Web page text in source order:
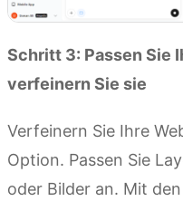
Schritt 3: Passen Sie
verfeinern Sie sie
Verfeinern Sie Ihre
Option. Passen Sie
oder Bilder an. Mit